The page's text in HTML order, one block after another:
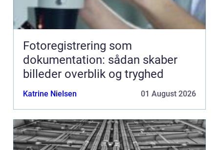
Fotoregistrering som
dokumentation: sådan skaber
billeder overblik og tryghed
Katrine Nielsen 01 August 2026